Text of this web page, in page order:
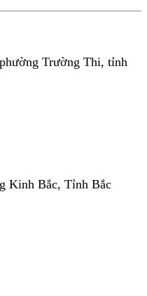
Trường Thi, tỉnh
Kinh Bắc, Tỉnh Bắc